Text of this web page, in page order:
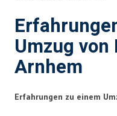
Umzug
Arnhem
Erfahrungen zu einem